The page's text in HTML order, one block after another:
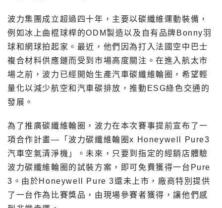
波力集團成立超過四十年，主要以碳纖維運動裝備，
例如冰上曲棍球桿的ODM製造以及自有品牌Bonny羽
球和網球拍起家。最近，他們因為打入法國空中巴士
複合材料供應鏈而受到市場高度關注。在進入航太市
場之前，波力已經開始生產汽車碳纖維輪圈，希望輕
量化以減少航空和汽車碳排放，推動ESG綠色交通的
發展。
為了推廣碳纖維輪圈，波力在本次賽事提前宣布了一
項合作計畫—「波力碳纖維輪圈x Honeywell Pure3
汽車空氣清淨機」。未來，只要到指定的經銷店體驗
波力碳纖維輪圈的試裝方案，即可免費獲得一台Pure
3。由於Honeywell Pure 3還未上市，廠商特別提供
了一台作為比賽獎品，由現場參賽者獲得，讓他們感